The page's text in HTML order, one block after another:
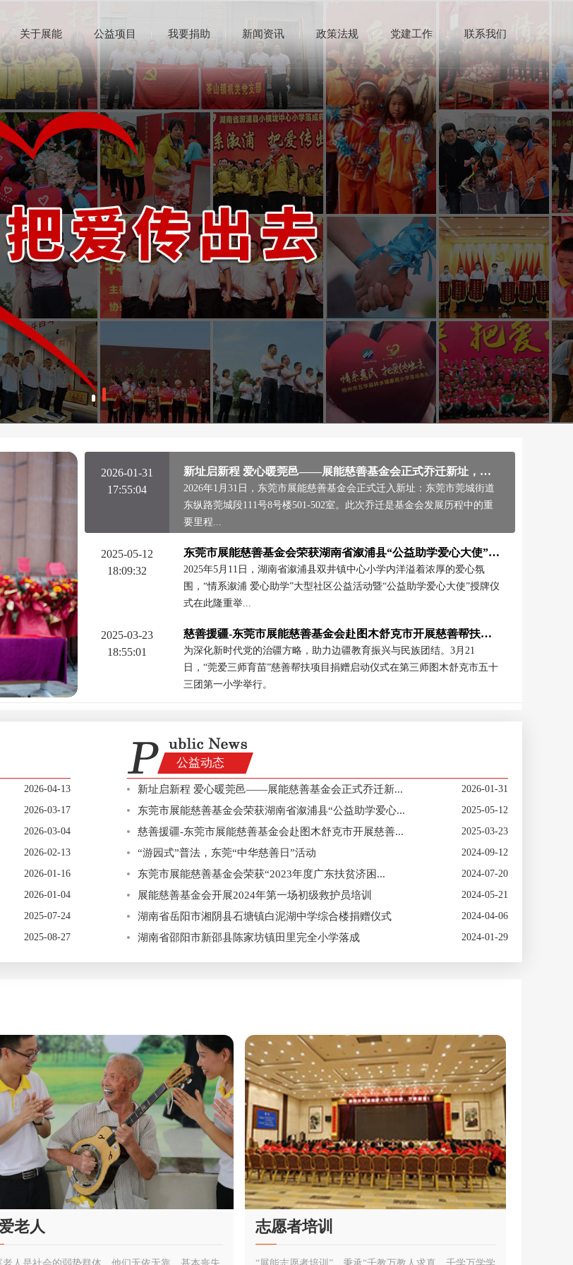
关于展能 公益项目 我要捐助 新闻资讯 政策法规 党建工作 联系我们
2026-01-31
17:55:04
新址启新程 爱心暖莞邑——展能慈善基金会正式乔迁新址，续写慈善新篇章
2026年1月31日，东莞市展能慈善基金会正式迁入新址：东莞市莞城街道
东纵路莞城段111号8号楼501-502室。此次乔迁是基金会发展历程中的重
要里程...
2025-05-12
18:09:32
东莞市展能慈善基金会荣获湖南省溆浦县“公益助学爱心大使”称号，政社携手共绘溆浦教育新篇章
2025年5月11日，湖南省溆浦县双井镇中心小学内洋溢着浓厚的爱心氛
围，“情系溆浦 爱心助学”大型社区公益活动暨“公益助学爱心大使”授牌仪
式在此隆重举...
2025-03-23
18:55:01
慈善援疆-东莞市展能慈善基金会赴图木舒克市开展慈善帮扶工作
为深化新时代党的治疆方略，助力边疆教育振兴与民族团结。3月21
日，“莞爱三师育苗”慈善帮扶项目捐赠启动仪式在第三师图木舒克市五十
三团第一小学举行。
2026-04-13
2026-03-17
2026-03-04
2026-02-13
2026-01-16
2026-01-04
2025-07-24
2025-08-27
公益动态
新址启新程 爱心暖莞邑——展能慈善基金会正式乔迁新... 2026-01-31
东莞市展能慈善基金会荣获湖南省溆浦县“公益助学爱心... 2025-05-12
慈善援疆-东莞市展能慈善基金会赴图木舒克市开展慈善... 2025-03-23
“游园式”普法，东莞“中华慈善日”活动 2024-09-12
东莞市展能慈善基金会荣获“2023年度广东扶贫济困... 2024-07-20
展能慈善基金会开展2024年第一场初级救护员培训 2024-05-21
湖南省岳阳市湘阴县石塘镇白泥湖中学综合楼捐赠仪式 2024-04-06
湖南省邵阳市新邵县陈家坊镇田里完全小学落成 2024-01-29
老人 志愿者培训